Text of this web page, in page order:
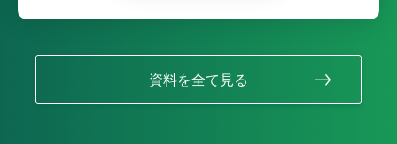
資料を全て見る